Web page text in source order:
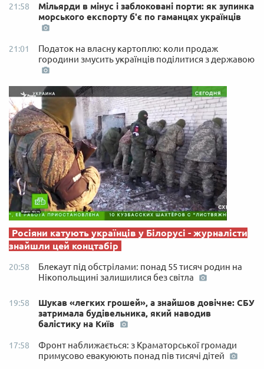
21:58
Мільярди в мінус і заблоковані порти: як зупинка
морського експорту б'є по гаманцях українців
21:01
Податок на власну картоплю: коли продаж
городини змусить українців поділитися з державою
Росіяни катують українців у Білорусі - журналісти
знайшли цей концтабір
20:58
Блекаут під обстрілами: понад 55 тисяч родин на
Нікопольщині залишилися без світла
19:58
Шукав «легких грошей», а знайшов довічне: СБУ
затримала будівельника, який наводив
балістику на Київ
17:58
Фронт наближається: з Краматорської громади
примусово евакуюють понад пів тисячі дітей